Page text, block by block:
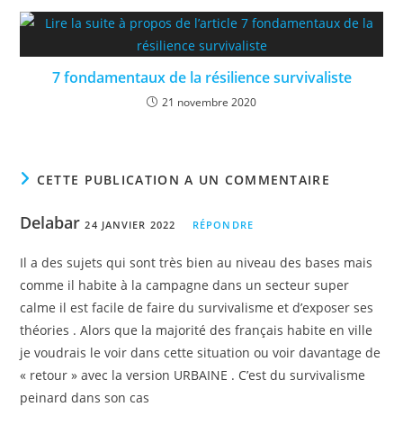
7 fondamentaux de la résilience survivaliste
21 novembre 2020
CETTE PUBLICATION A UN COMMENTAIRE
Delabar24 JANVIER 2022 RÉPONDRE
Il a des sujets qui sont très bien au niveau des bases mais
comme il habite à la campagne dans un secteur super
calme il est facile de faire du survivalisme et d’exposer ses
théories . Alors que la majorité des français habite en ville
je voudrais le voir dans cette situation ou voir davantage de
« retour » avec la version URBAINE . C’est du survivalisme
peinard dans son cas